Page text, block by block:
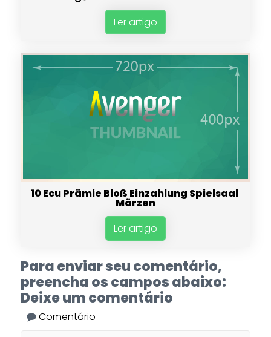
Ler artigo
10 Ecu Prämie Bloß Einzahlung Spielsaal ️
Märzen
Ler artigo
Para enviar seu comentário,
preencha os campos abaixo:
Deixe um comentário
Comentário